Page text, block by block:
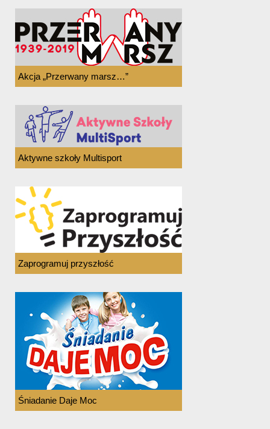
Akcja „Przerwany marsz…”
Aktywne szkoły Multisport
Zaprogramuj przyszłość
Śniadanie Daje Moc